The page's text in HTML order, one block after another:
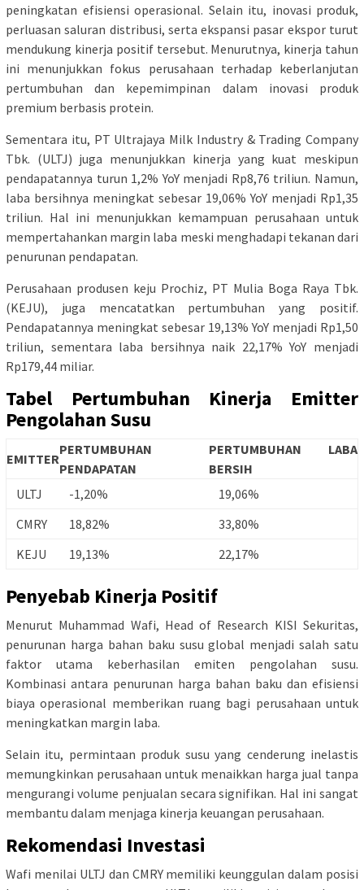
peningkatan efisiensi operasional. Selain itu, inovasi produk,
perluasan saluran distribusi, serta ekspansi pasar ekspor turut
mendukung kinerja positif tersebut. Menurutnya, kinerja tahun
ini menunjukkan fokus perusahaan terhadap keberlanjutan
pertumbuhan dan kepemimpinan dalam inovasi produk
premium berbasis protein.
Sementara itu, PT Ultrajaya Milk Industry & Trading Company
Tbk. (ULTJ) juga menunjukkan kinerja yang kuat meskipun
pendapatannya turun 1,2% YoY menjadi Rp8,76 triliun. Namun,
laba bersihnya meningkat sebesar 19,06% YoY menjadi Rp1,35
triliun. Hal ini menunjukkan kemampuan perusahaan untuk
mempertahankan margin laba meski menghadapi tekanan dari
penurunan pendapatan.
Perusahaan produsen keju Prochiz, PT Mulia Boga Raya Tbk.
(KEJU), juga mencatatkan pertumbuhan yang positif.
Pendapatannya meningkat sebesar 19,13% YoY menjadi Rp1,50
triliun, sementara laba bersihnya naik 22,17% YoY menjadi
Rp179,44 miliar.
Tabel Pertumbuhan Kinerja Emitter
Pengolahan Susu
EMITTER
PERTUMBUHAN
PENDAPATAN
PERTUMBUHAN LABA
BERSIH
ULTJ
-1,20%
19,06%
CMRY
18,82%
33,80%
KEJU
19,13% 22,17%
Penyebab Kinerja Positif
Menurut Muhammad Wafi, Head of Research KISI Sekuritas,
penurunan harga bahan baku susu global menjadi salah satu
faktor utama keberhasilan emiten pengolahan susu.
Kombinasi antara penurunan harga bahan baku dan efisiensi
biaya operasional memberikan ruang bagi perusahaan untuk
meningkatkan margin laba.
Selain itu, permintaan produk susu yang cenderung inelastis
memungkinkan perusahaan untuk menaikkan harga jual tanpa
mengurangi volume penjualan secara signifikan. Hal ini sangat
membantu dalam menjaga kinerja keuangan perusahaan.
Rekomendasi Investasi
Wafi menilai ULTJ dan CMRY memiliki keunggulan dalam posisi